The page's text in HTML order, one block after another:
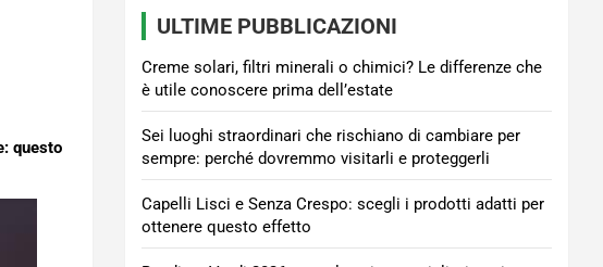
questo
ULTIME PUBBLICAZIONI
Creme solari, filtri minerali o chimici? Le differenze che
è utile conoscere prima dell’estate
Sei luoghi straordinari che rischiano di cambiare per
sempre: perché dovremmo visitarli e proteggerli
Capelli Lisci e Senza Crespo: scegli i prodotti adatti per
ottenere questo effetto